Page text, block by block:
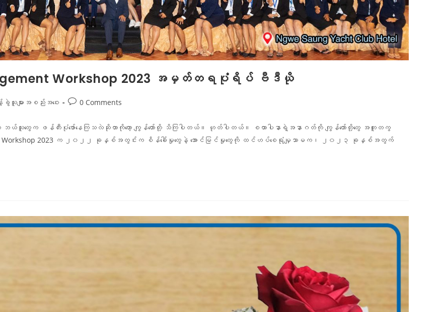
Workshop 2023 အမှတ်တရပုံရိပ် ဗီဒီယို
များအစည်းအဝေး 0 Comments
တွေက ဖန်တီးပုံဖော်နေကြသလဲဆိုတာကိုတော့ ကျွန်တော်တို့ သိကြပါတယ်။ ဟုတ်ပါတယ်။ စထာပါနာရဲ့အနာဂတ်ကို ကျွန်တော်တို့တွေ အတူတကွ
Workshop 2023 က ၂၀၂၂ ခုနှစ်အတွင်းက စိန်ခေါ်မှုတွေနဲ့ အောင်မြင်မှုတွေကို ထင်ဟပ်စေရုံမျှသာမက၊ ၂၀၂၃ ခုနှစ်အတွက်